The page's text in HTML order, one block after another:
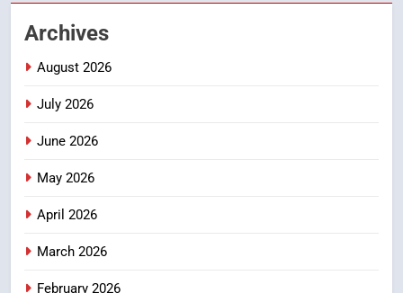
3
4
Archives
August 2026
July 2026
June 2026
May 2026
April 2026
March 2026
February 2026